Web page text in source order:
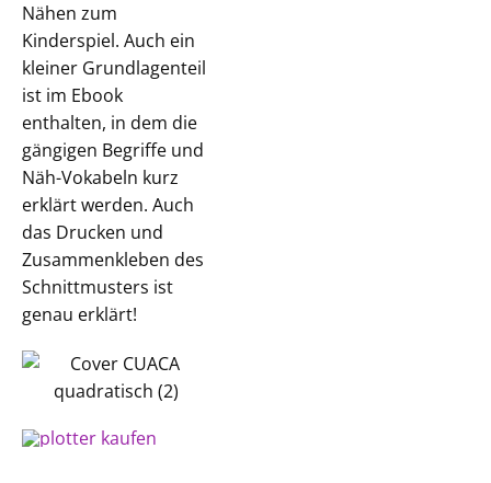
Nähen zum
Kinderspiel. Auch ein
kleiner Grundlagenteil
ist im Ebook
enthalten, in dem die
gängigen Begriffe und
Näh-Vokabeln kurz
erklärt werden. Auch
das Drucken und
Zusammenkleben des
Schnittmusters ist
genau erklärt!